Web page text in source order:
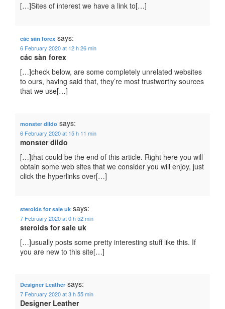
[…]Sites of interest we have a link to[…]
các sàn forex says:
6 February 2020 at 12 h 26 min
các sàn forex
[…]check below, are some completely unrelated websites
to ours, having said that, they’re most trustworthy sources
that we use[…]
monster dildo says:
6 February 2020 at 15 h 11 min
monster dildo
[…]that could be the end of this article. Right here you will
obtain some web sites that we consider you will enjoy, just
click the hyperlinks over[…]
steroids for sale uk says:
7 February 2020 at 0 h 52 min
steroids for sale uk
[…]usually posts some pretty interesting stuff like this. If
you are new to this site[…]
Designer Leather says:
7 February 2020 at 3 h 55 min
Designer Leather